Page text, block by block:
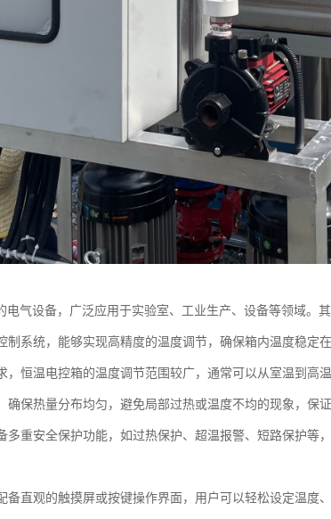
气设备，广泛应用于实验室、工业生产、设备等领域。其
制系统，能够实现高精度的温度调节，确保箱内温度稳定
，恒温电控箱的温度调节范围较广，通常可以从室温到高
保热量分布均匀，避免局部过热或温度不均的现象，保
多重安全保护功能，如过热保护、超温报警、短路保护等
备直观的触摸屏或按键操作界面，用户可以轻松设定温度